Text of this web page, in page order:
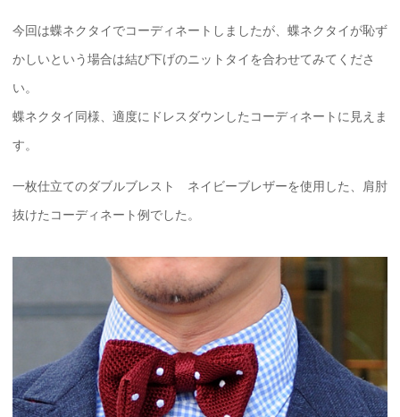
今回は蝶ネクタイでコーディネートしましたが、蝶ネクタイが恥ず
かしいという場合は結び下げのニットタイを合わせてみてくださ
い。
蝶ネクタイ同様、適度にドレスダウンしたコーディネートに見えま
す。
一枚仕立てのダブルブレスト ネイビーブレザーを使用した、肩肘
抜けたコーディネート例でした。